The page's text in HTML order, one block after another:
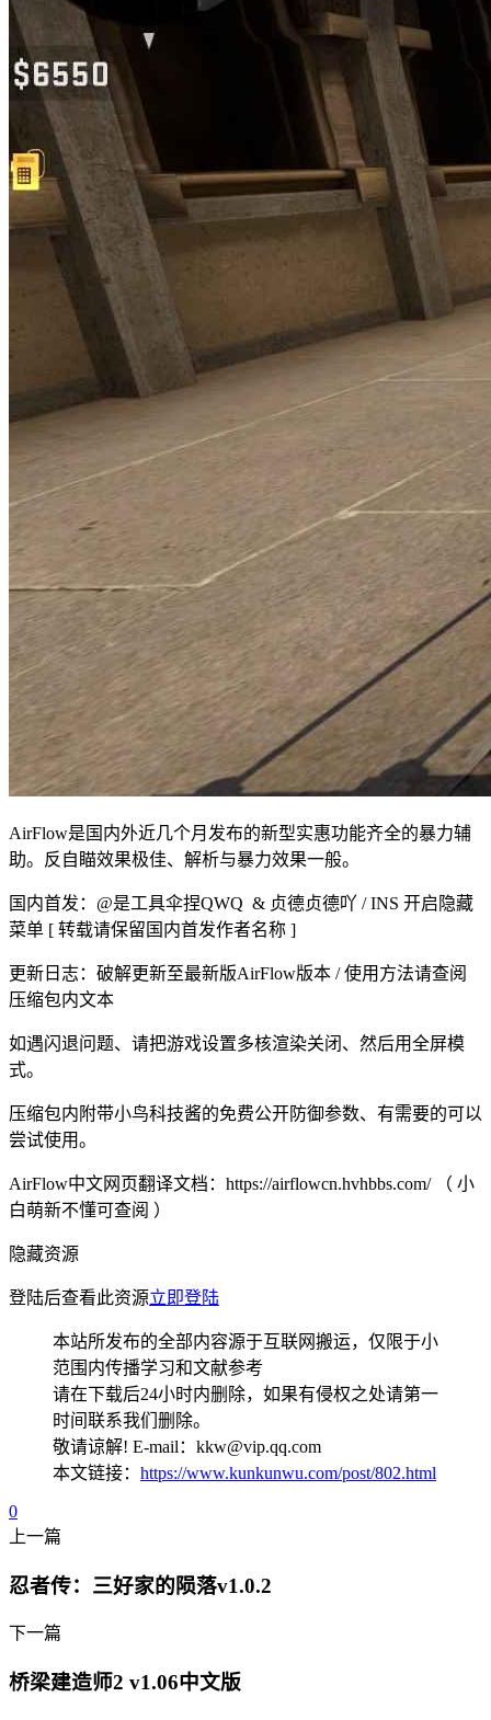
AirFlow是国内外近几个月发布的新型实惠功能齐全的暴力辅
助。反自瞄效果极佳、解析与暴力效果一般。
国内首发：@是工具伞捏QWQ & 贞德贞德吖 / INS 开启隐藏
菜单 [ 转载请保留国内首发作者名称 ]
更新日志：破解更新至最新版AirFlow版本 / 使用方法请查阅
压缩包内文本
如遇闪退问题、请把游戏设置多核渲染关闭、然后用全屏模
式。
压缩包内附带小鸟科技酱的免费公开防御参数、有需要的可以
尝试使用。
AirFlow中文网页翻译文档：https://airflowcn.hvhbbs.com/ （ 小
白萌新不懂可查阅 ）
隐藏资源
登陆后查看此资源立即登陆
本站所发布的全部内容源于互联网搬运，仅限于小
范围内传播学习和文献参考
请在下载后24小时内删除，如果有侵权之处请第一
时间联系我们删除。
敬请谅解! E-mail：kkw@vip.qq.com
本文链接： https://www.kunkunwu.com/post/802.html
0
上一篇
忍者传：三好家的陨落v1.0.2
下一篇
桥梁建造师2 v1.06中文版